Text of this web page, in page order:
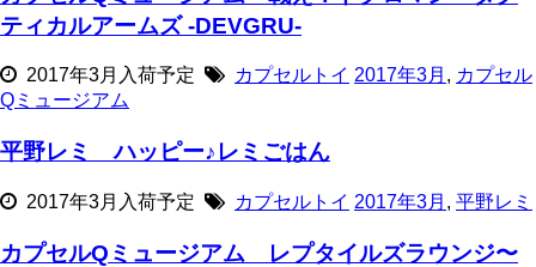
ティカルアームズ -DEVGRU-
カプセルトイ 2017年3月 , カプセル
Qミュージアム
平野レミ ハッピー♪レミごはん
カプセルトイ 2017年3月 , 平野レミ
カプセルQミュージアム レプタイルズラウンジ〜